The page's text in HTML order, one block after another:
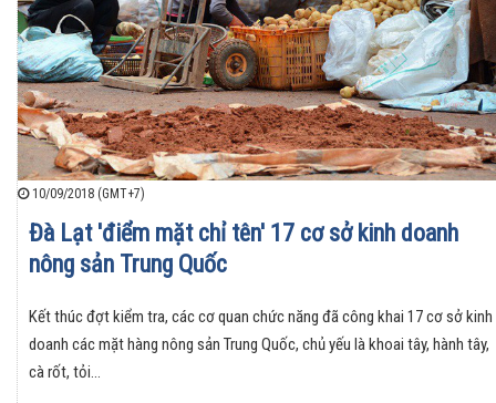
10/09/2018 (GMT+7)
Đà Lạt 'điểm mặt chỉ tên' 17 cơ sở kinh doanh
nông sản Trung Quốc
Kết thúc đợt kiểm tra, các cơ quan chức năng đã công khai 17 cơ sở kinh
doanh các mặt hàng nông sản Trung Quốc, chủ yếu là khoai tây, hành tây,
cà rốt, tỏi…